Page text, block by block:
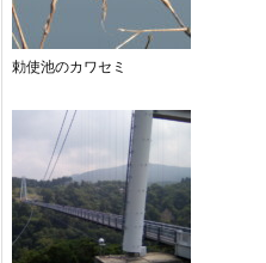
勅使池のカワセミ